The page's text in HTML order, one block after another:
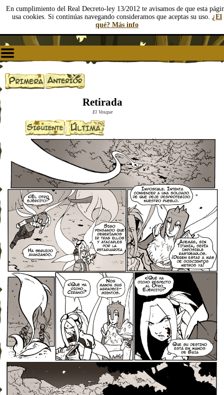
En cumplimiento del Real Decreto-ley 13/2012 te avisamos de que esta
usa cookies. Si continúas navegando consideramos que aceptas su uso. ¿El
qué? Más info
Retirada
El Vosque